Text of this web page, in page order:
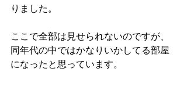
りました。
ここで全部は見せられないのですが、
同年代の中ではかなりいかしてる部屋
になったと思っています。